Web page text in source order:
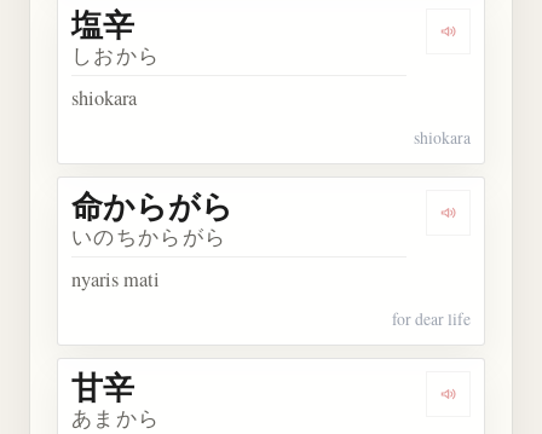
Dengarkan
塩辛
しおから
shiokara
shiokara
Dengarkan
命からがら
いのちからがら
nyaris mati
for dear life
Dengarkan
甘辛
あまから